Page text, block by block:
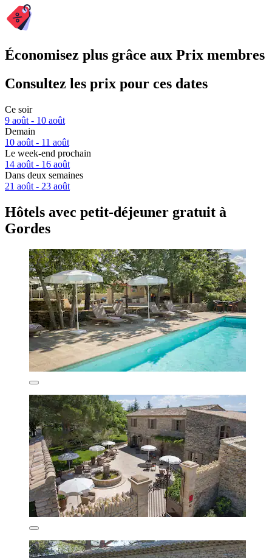
Économisez plus grâce aux Prix membres
Consultez les prix pour ces dates
Ce soir
9 août - 10 août
Demain
10 août - 11 août
Le week-end prochain
14 août - 16 août
Dans deux semaines
21 août - 23 août
Hôtels avec petit-déjeuner gratuit à
Gordes